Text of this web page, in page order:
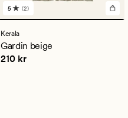
2
anmeldelser
med
en
gjennomsnittlig
vurdering
5 (2)
Kerala
Gardin beige
Pris 210 kr
210 kr